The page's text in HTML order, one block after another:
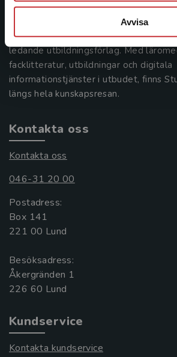
Avvisa
Studentlitteratur
Studentlitteratur grundades 1963 och
ledande utbildningsförlag. Med
facklitteratur, utbildningar och digitala
informationstjänster i utbudet, finns
längs hela kunskapsresan.
Kontakta oss
Kontakta oss
046-31 20 00
Postadress:
Box 141
221 00 Lund
Besöksadress:
Åkergränden 1
Kundservice
Kontakta kundservice